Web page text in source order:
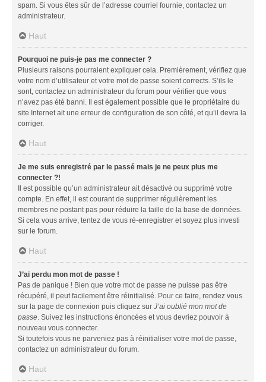
spam. Si vous êtes sûr de l’adresse courriel fournie, contactez un
administrateur.
Haut
Pourquoi ne puis-je pas me connecter ?
Plusieurs raisons pourraient expliquer cela. Premièrement, vérifiez que
votre nom d’utilisateur et votre mot de passe soient corrects. S’ils le
sont, contactez un administrateur du forum pour vérifier que vous
n’avez pas été banni. Il est également possible que le propriétaire du
site Internet ait une erreur de configuration de son côté, et qu’il devra la
corriger.
Haut
Je me suis enregistré par le passé mais je ne peux plus me
connecter ?!
Il est possible qu’un administrateur ait désactivé ou supprimé votre
compte. En effet, il est courant de supprimer régulièrement les
membres ne postant pas pour réduire la taille de la base de données.
Si cela vous arrive, tentez de vous ré-enregistrer et soyez plus investi
sur le forum.
Haut
J’ai perdu mon mot de passe !
Pas de panique ! Bien que votre mot de passe ne puisse pas être
récupéré, il peut facilement être réinitialisé. Pour ce faire, rendez vous
sur la page de connexion puis cliquez sur J’ai oublié mon mot de
passe. Suivez les instructions énoncées et vous devriez pouvoir à
nouveau vous connecter.
Si toutefois vous ne parveniez pas à réinitialiser votre mot de passe,
contactez un administrateur du forum.
Haut